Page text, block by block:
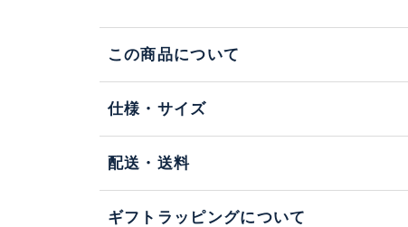
この商品について
仕様・サイズ
配送・送料
ギフトラッピングについて